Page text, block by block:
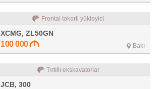
Frontal təkərli yükləyici
XCMG, ZL50GN
100 000 Bakı
Tırtıllı ekskavatorlar
JCB, 300